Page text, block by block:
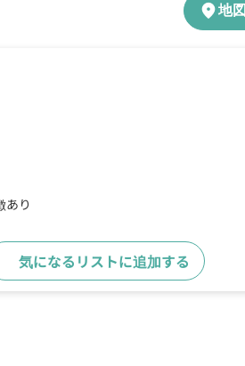
location_on地
り
気になるリストに追加する